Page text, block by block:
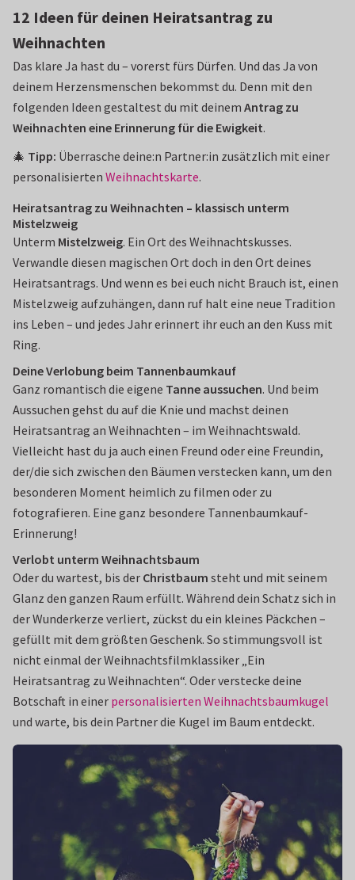
12 Ideen für deinen Heiratsantrag zu
Weihnachten
Das klare Ja hast du – vorerst fürs Dürfen. Und das Ja von
deinem Herzensmenschen bekommst du. Denn mit den
folgenden Ideen gestaltest du mit deinem Antrag zu
Weihnachten eine Erinnerung für die Ewigkeit.
🎄 Tipp: Überrasche deine:n Partner:in zusätzlich mit einer
personalisierten Weihnachtskarte.
Heiratsantrag zu Weihnachten – klassisch unterm
Mistelzweig
Unterm Mistelzweig. Ein Ort des Weihnachtskusses.
Verwandle diesen magischen Ort doch in den Ort deines
Heiratsantrags. Und wenn es bei euch nicht Brauch ist, einen
Mistelzweig aufzuhängen, dann ruf halt eine neue Tradition
ins Leben – und jedes Jahr erinnert ihr euch an den Kuss mit
Ring.
Deine Verlobung beim Tannenbaumkauf
Ganz romantisch die eigene Tanne aussuchen. Und beim
Aussuchen gehst du auf die Knie und machst deinen
Heiratsantrag an Weihnachten – im Weihnachtswald.
Vielleicht hast du ja auch einen Freund oder eine Freundin,
der/die sich zwischen den Bäumen verstecken kann, um den
besonderen Moment heimlich zu filmen oder zu
fotografieren. Eine ganz besondere Tannenbaumkauf-
Erinnerung!
Verlobt unterm Weihnachtsbaum
Oder du wartest, bis der Christbaum steht und mit seinem
Glanz den ganzen Raum erfüllt. Während dein Schatz sich in
der Wunderkerze verliert, zückst du ein kleines Päckchen –
gefüllt mit dem größten Geschenk. So stimmungsvoll ist
nicht einmal der Weihnachtsfilmklassiker „Ein
Heiratsantrag zu Weihnachten“. Oder verstecke deine
Botschaft in einer personalisierten Weihnachtsbaumkugel
und warte, bis dein Partner die Kugel im Baum entdeckt.